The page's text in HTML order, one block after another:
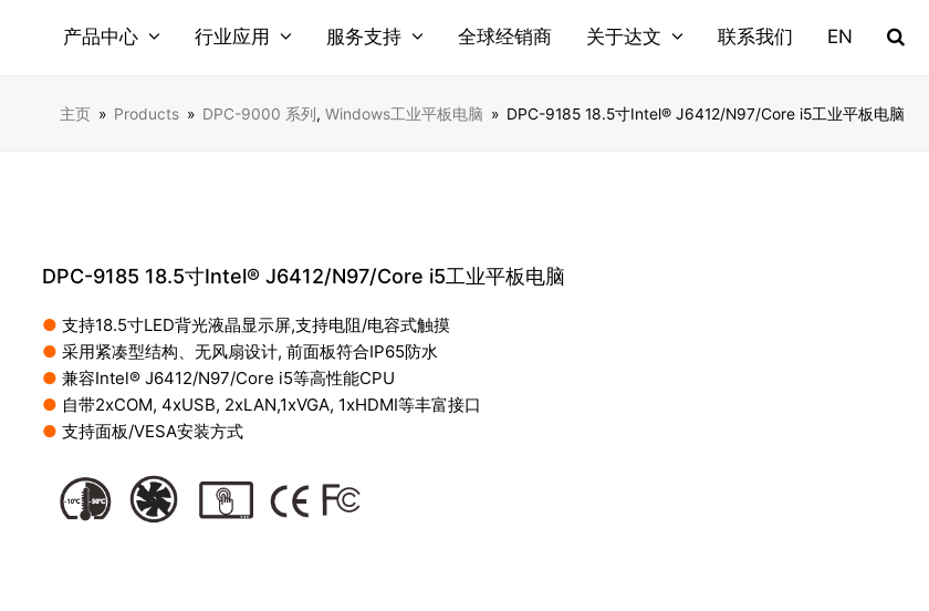
产品中心 行业应用 服务支持 全球经销商 关于达文 联系我们 EN
主页 » Products » DPC-9000 系列, Windows工业平板电脑 » DPC-9185 18.5寸Intel® J6412/N97/Core i5工业平板电脑
DPC-9185 18.5寸Intel® J6412/N97/Core i5工业平板电脑
● 支持18.5寸LED背光液晶显示屏,支持电阻/电容式触摸
● 采用紧凑型结构、无风扇设计, 前面板符合IP65防水
● 兼容Intel® J6412/N97/Core i5等高性能CPU
● 自带2xCOM, 4xUSB, 2xLAN,1xVGA, 1xHDMI等丰富接口
● 支持面板/VESA安装方式